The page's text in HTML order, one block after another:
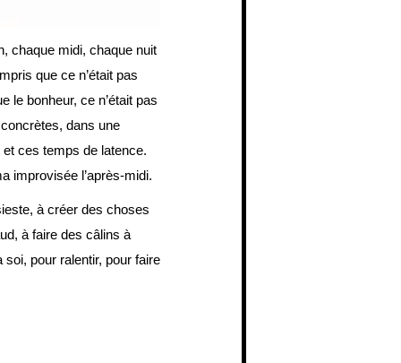
chaque midi, chaque nuit
que ce n’était pas
le bonheur, ce n’était pas
concrètes, dans une
et ces temps de latence.
improvisée l’après-midi.
à créer des choses
à faire des câlins à
soi, pour ralentir, pour faire